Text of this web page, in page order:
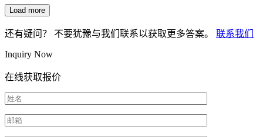
Load more
还有疑问？ 不要犹豫与我们联系以获取更多答案。 联系我们
Inquiry Now
在线获取报价